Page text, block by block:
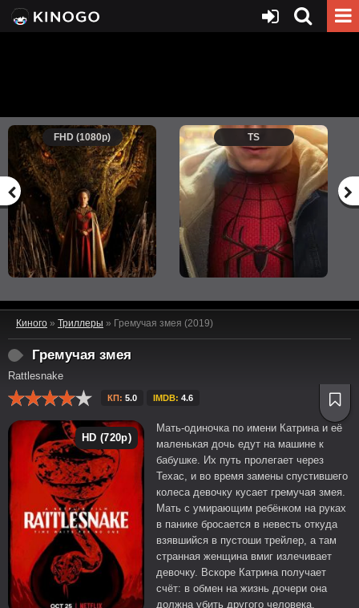
FHD (1080p) TS
Киного » Триллеры » Гремучая змея (2019)
Гремучая змея
Rattlesnake
КП: 5.0 IMDB: 4.6
HD (720p)
Мать-одиночка по имени Катрина и её
маленькая дочь едут на машине к
бабушке. Их путь пролегает через
Техас, и во время замены спустившего
колеса девочку кусает гремучая змея.
Мать с умирающим ребёнком на руках
в панике бросается в невесть откуда
взявшийся в пустоши трейлер, а там
странная женщина вмиг излечивает
девочку. Вскоре Катрина получает
счёт: в обмен на жизнь дочери она
должна убить другого человека.